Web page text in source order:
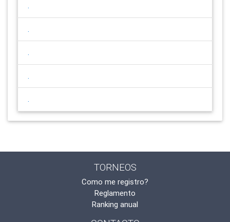
.
.
.
TORNEOS
Como me registro?
Reglamento
Ranking anual